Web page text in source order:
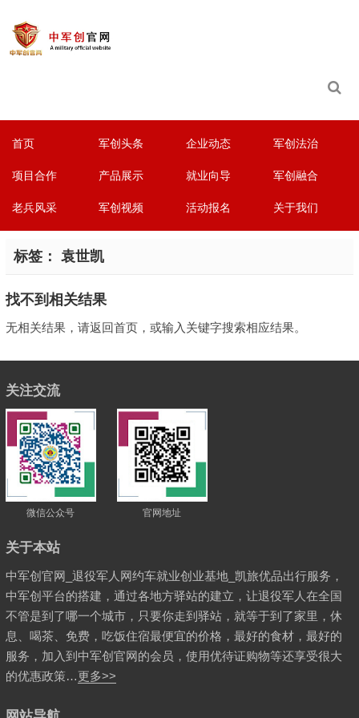
首页 军创头条 企业动态 军创法治
项目合作 产品展示 就业向导 军创融合
老兵风采 军创视频 活动报名 关于我们
标签： 袁世凯
找不到相关结果
无相关结果，请返回首页，或输入关键字搜索相应结果。
关注交流
微信公众号 官网地址
关于本站
中军创官网_退役军人网约车就业创业基地_凯旅优品出行服务，
中军创平台的搭建，通过各地方驿站的建立，让退役军人在全国
不管是到了哪一个城市，只要你走到驿站，就等于到了家里，休
息、喝茶、免费，吃饭住宿最便宜的价格，最好的食材，最好的
服务，加入到中军创官网的会员，使用优待证购物等还享受很大
的优惠政策…更多>>